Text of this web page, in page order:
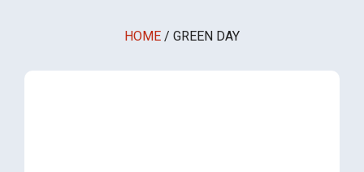
HOME / GREEN DAY